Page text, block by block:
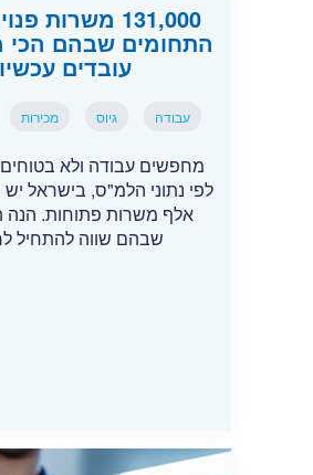
131,000 משרות
התחומים שבהם הכי
עובדים עכשיו
עבודה גיוס מכירות
מחפשים עבודה ולא בטוחים
אלף משרות פתוחות. הנה
שבהם שווה להתחיל